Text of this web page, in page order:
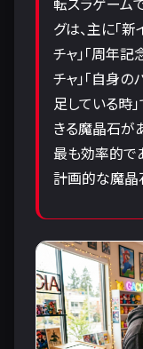
グは、主に「
チャ」「周年
チャ」「自身
足している時
きる魔晶石が
最も効率的で
計画的な魔晶